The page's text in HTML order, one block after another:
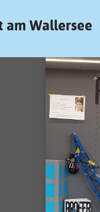
am Wallersee